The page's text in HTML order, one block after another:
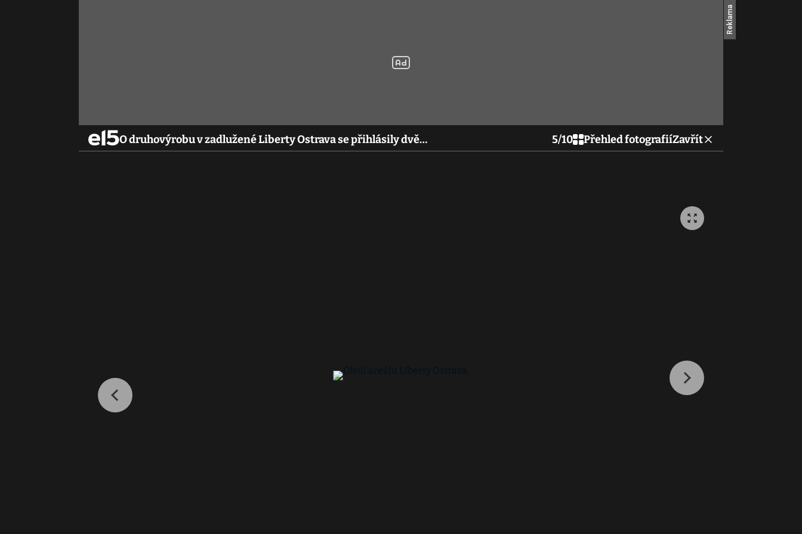
O druhovýrobu v zadlužené Liberty Ostrava se přihlásily dvě… 5/10 Přehled fotografiíZavřít